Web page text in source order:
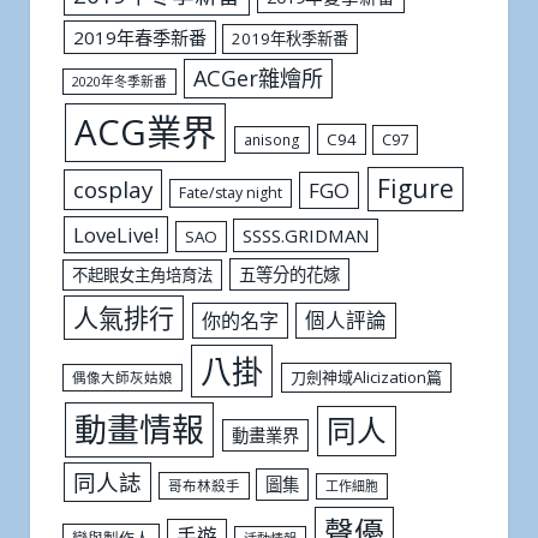
2019年春季新番
2019年秋季新番
2020年冬季新番 ACGer雜燴所
ACG業界 anisong C94 C97
cosplay Fate/stay night FGO Figure
LoveLive! SAO SSSS.GRIDMAN
不起眼女主角培育法 五等分的花嫁
人氣排行 你的名字 個人評論
偶像大師灰姑娘 八掛 刀劍神域Alicization篇
動畫情報 動畫業界 同人
同人誌 哥布林殺手 圖集 工作細胞